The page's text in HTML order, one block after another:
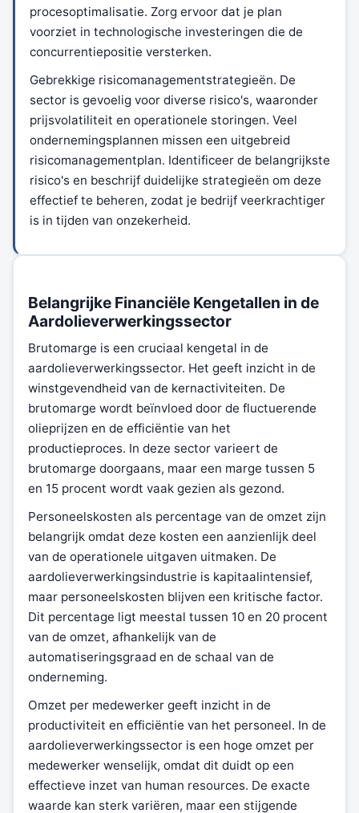
procesoptimalisatie. Zorg ervoor dat je plan
voorziet in technologische investeringen die de
concurrentiepositie versterken.
Gebrekkige risicomanagementstrategieën. De
sector is gevoelig voor diverse risico's, waaronder
prijsvolatiliteit en operationele storingen. Veel
ondernemingsplannen missen een uitgebreid
risicomanagementplan. Identificeer de belangrijkste
risico's en beschrijf duidelijke strategieën om deze
effectief te beheren, zodat je bedrijf veerkrachtiger
is in tijden van onzekerheid.
Belangrijke Financiële Kengetallen in de
Aardolieverwerkingssector
Brutomarge is een cruciaal kengetal in de
aardolieverwerkingssector. Het geeft inzicht in de
winstgevendheid van de kernactiviteiten. De
brutomarge wordt beïnvloed door de fluctuerende
olieprijzen en de efficiëntie van het
productieproces. In deze sector varieert de
brutomarge doorgaans, maar een marge tussen 5
en 15 procent wordt vaak gezien als gezond.
Personeelskosten als percentage van de omzet zijn
belangrijk omdat deze kosten een aanzienlijk deel
van de operationele uitgaven uitmaken. De
aardolieverwerkingsindustrie is kapitaalintensief,
maar personeelskosten blijven een kritische factor.
Dit percentage ligt meestal tussen 10 en 20 procent
van de omzet, afhankelijk van de
automatiseringsgraad en de schaal van de
onderneming.
Omzet per medewerker geeft inzicht in de
productiviteit en efficiëntie van het personeel. In de
aardolieverwerkingssector is een hoge omzet per
medewerker wenselijk, omdat dit duidt op een
effectieve inzet van human resources. De exacte
waarde kan sterk variëren, maar een stijgende